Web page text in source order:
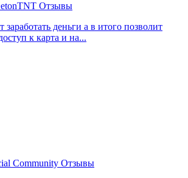
Отзывы
заработать деньги а в итого позволит
к карта и на...
Community Отзывы